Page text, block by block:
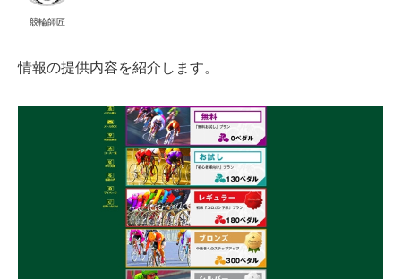
競輪師匠
情報の提供内容を紹介します。